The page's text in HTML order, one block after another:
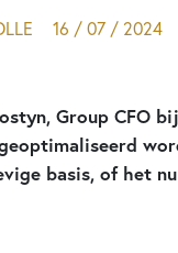
16 / 07 / 2024
Group CFO
basis, of het